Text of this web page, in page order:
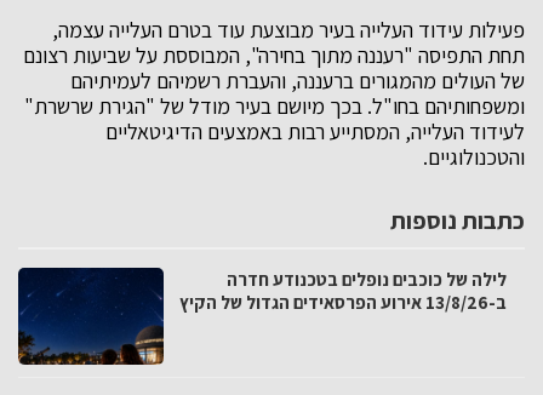
פעילות עידוד העלייה בעיר מבוצעת עוד בטרם העלייה עצמה,
תחת התפיסה "רעננה מתוך בחירה", המבוססת על שביעות רצונם
של העולים מהמגורים ברעננה, והעברת רשמיהם לעמיתיהם
ומשפחותיהם בחו"ל. בכך מיושם בעיר מודל של "הגירת שרשרת"
לעידוד העלייה, המסתייע רבות באמצעים הדיגיטאליים
והטכנולוגיים.
כתבות נוספות
לילה של כוכבים נופלים בטכנודע חדרה
ב-13/8/26 אירוע הפרסאידים הגדול של הקיץ